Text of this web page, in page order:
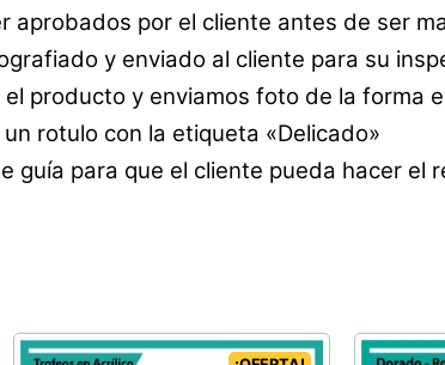
aprobados por el cliente antes de ser
y enviado al cliente para su
el producto y enviamos foto de la forma
rotulo con la etiqueta «Delicado»
guía para que el cliente pueda hacer el